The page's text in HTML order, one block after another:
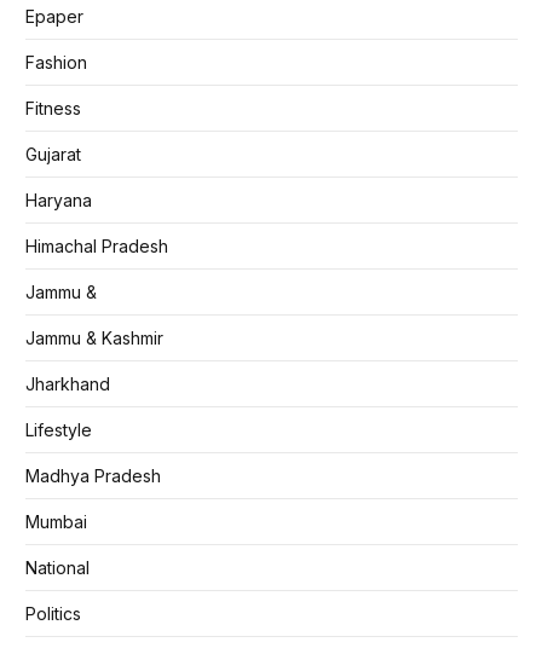
Epaper
Fashion
Fitness
Gujarat
Haryana
Himachal Pradesh
Jammu &
Jammu & Kashmir
Jharkhand
Lifestyle
Madhya Pradesh
Mumbai
National
Politics